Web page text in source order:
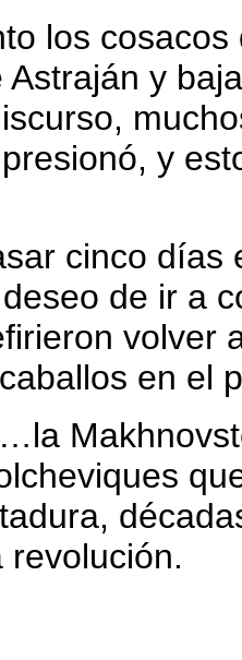
los
Astraján y
y
cinco días
de ir a
volver
en el
revolución.